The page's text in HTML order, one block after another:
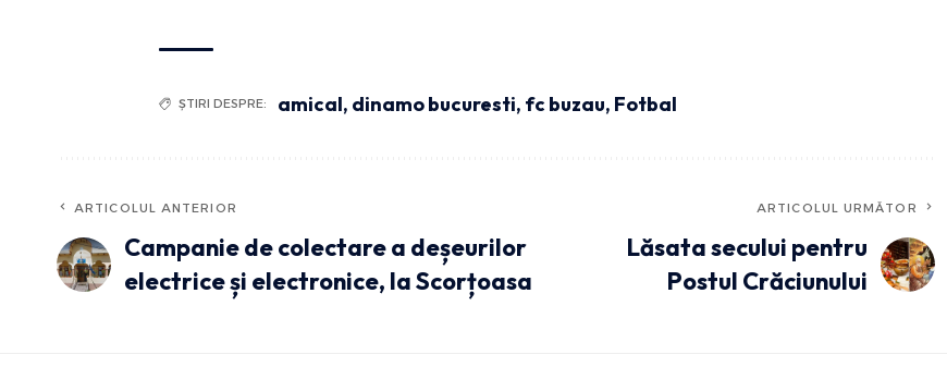
ȘTIRI DESPRE: amical, dinamo bucuresti, fc buzau, Fotbal
ARTICOLUL ANTERIOR
Campanie de colectare a deșeurilor
electrice și electronice, la Scorțoasa
ARTICOLUL URMĂTOR
Lăsata secului pentru
Postul Crăciunului